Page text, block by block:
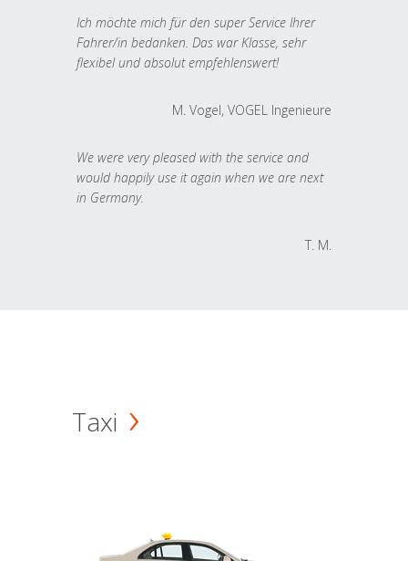
Ich möchte mich für den super Service Ihrer
Fahrer/in bedanken. Das war Klasse, sehr
flexibel und absolut empfehlenswert!
M. Vogel, VOGEL Ingenieure
We were very pleased with the service and
would happily use it again when we are next
in Germany.
T. M.
Taxi